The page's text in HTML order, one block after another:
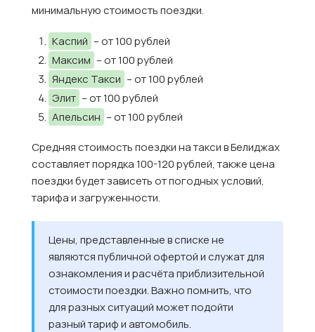
минимальную стоимость поездки.
Каспий – от 100 рублей
Максим – от 100 рублей
Яндекс Такси – от 100 рублей
Элит – от 100 рублей
Апельсин – от 100 рублей
Средняя стоимость поездки на такси в Белиджах
составляет порядка 100-120 рублей, также цена
поездки будет зависеть от погодных условий,
тарифа и загруженности.
Цены, представленные в списке не
являются публичной офертой и служат для
ознакомления и расчёта приблизительной
стоимости поездки. Важно помнить, что
для разных ситуаций может подойти
разный тариф и автомобиль.